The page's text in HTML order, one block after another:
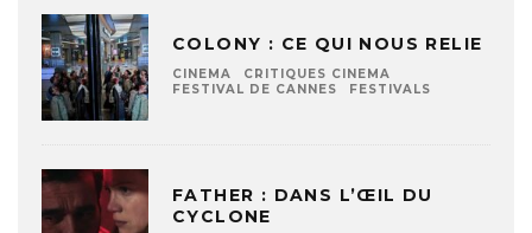
COLONY : CE QUI NOUS RELIE
CINEMA
CRITIQUES CINEMA
FESTIVAL DE CANNES
FESTIVALS
FATHER : DANS L’ŒIL DU
CYCLONE